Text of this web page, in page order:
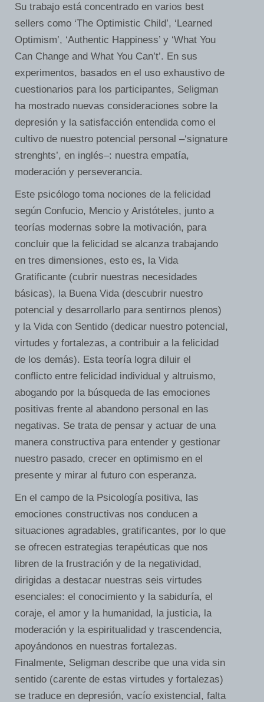
Su trabajo está concentrado en varios best
sellers como ‘The Optimistic Child’, ‘Learned
Optimism’, ‘Authentic Happiness’ y ‘What You
Can Change and What You Can’t’. En sus
experimentos, basados en el uso exhaustivo de
cuestionarios para los participantes, Seligman
ha mostrado nuevas consideraciones sobre la
depresión y la satisfacción entendida como el
cultivo de nuestro potencial personal –‘signature
strenghts’, en inglés–: nuestra empatía,
moderación y perseverancia.
Este psicólogo toma nociones de la felicidad
según Confucio, Mencio y Aristóteles, junto a
teorías modernas sobre la motivación, para
concluir que la felicidad se alcanza trabajando
en tres dimensiones, esto es, la Vida
Gratificante (cubrir nuestras necesidades
básicas), la Buena Vida (descubrir nuestro
potencial y desarrollarlo para sentirnos plenos)
y la Vida con Sentido (dedicar nuestro potencial,
virtudes y fortalezas, a contribuir a la felicidad
de los demás). Esta teoría logra diluir el
conflicto entre felicidad individual y altruismo,
abogando por la búsqueda de las emociones
positivas frente al abandono personal en las
negativas. Se trata de pensar y actuar de una
manera constructiva para entender y gestionar
nuestro pasado, crecer en optimismo en el
presente y mirar al futuro con esperanza.
En el campo de la Psicología positiva, las
emociones constructivas nos conducen a
situaciones agradables, gratificantes, por lo que
se ofrecen estrategias terapéuticas que nos
libren de la frustración y de la negatividad,
dirigidas a destacar nuestras seis virtudes
esenciales: el conocimiento y la sabiduría, el
coraje, el amor y la humanidad, la justicia, la
moderación y la espiritualidad y trascendencia,
apoyándonos en nuestras fortalezas.
Finalmente, Seligman describe que una vida sin
sentido (carente de estas virtudes y fortalezas)
se traduce en depresión, vacío existencial, falta